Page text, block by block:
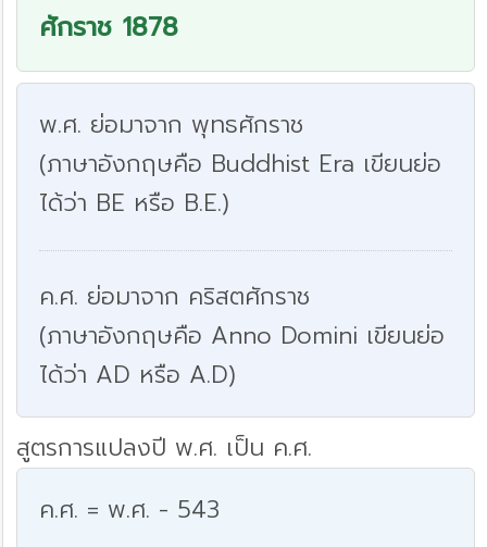
ศักราช 1878
พ.ศ. ย่อมาจาก พุทธศักราช
(ภาษาอังกฤษคือ Buddhist Era เขียนย่อ
ได้ว่า BE หรือ B.E.)
ค.ศ. ย่อมาจาก คริสตศักราช
(ภาษาอังกฤษคือ Anno Domini เขียนย่อ
ได้ว่า AD หรือ A.D)
สูตรการแปลงปี พ.ศ. เป็น ค.ศ.
ค.ศ. = พ.ศ. - 543